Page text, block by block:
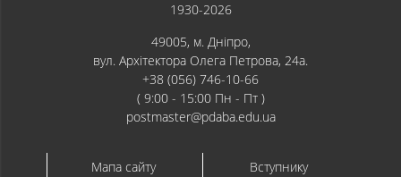
1930-2026
49005, м. Дніпро,
вул. Архітектора Олега Петрова, 24а.
+38 (056) 746-10-66
( 9:00 - 15:00 Пн - Пт )
postmaster@pdaba.edu.ua
Мапа сайту Вступнику